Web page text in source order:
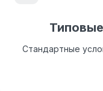
Стандартные